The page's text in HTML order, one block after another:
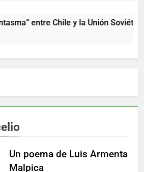
entre Chile y la Unión
Un poema de Luis Armenta
Malpica